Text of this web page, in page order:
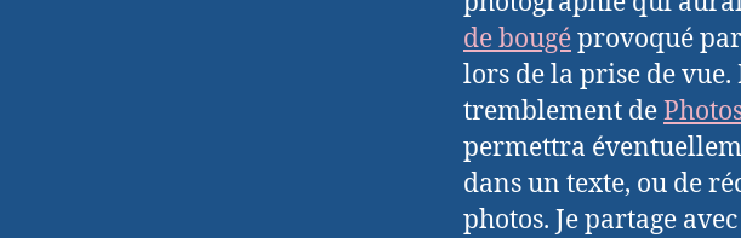
de bougéprovoqué
lors de la prise de
tremblement de
permettra
dans un texte, ou de
photos. Je partage